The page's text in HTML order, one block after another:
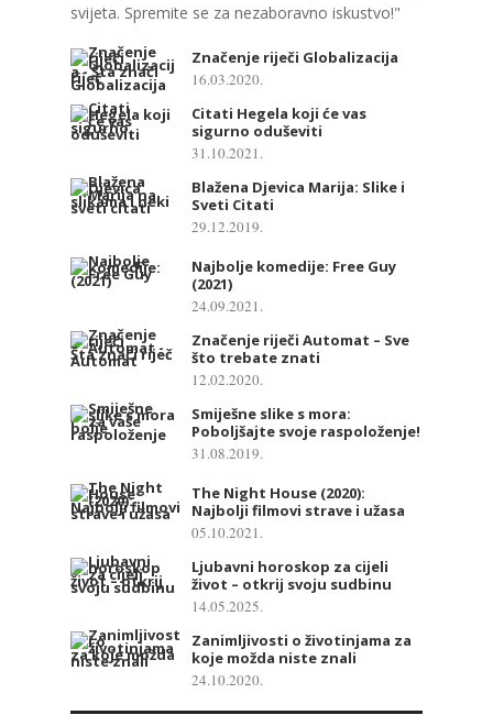
svijeta. Spremite se za nezaboravno iskustvo!"
Značenje riječi Globalizacija
16.03.2020.
Citati Hegela koji će vas
sigurno oduševiti
31.10.2021.
Blažena Djevica Marija: Slike i
Sveti Citati
29.12.2019.
Najbolje komedije: Free Guy
(2021)
24.09.2021.
Značenje riječi Automat – Sve
što trebate znati
12.02.2020.
Smiješne slike s mora:
Poboljšajte svoje raspoloženje!
31.08.2019.
The Night House (2020):
Najbolji filmovi strave i užasa
05.10.2021.
Ljubavni horoskop za cijeli
život – otkrij svoju sudbinu
14.05.2025.
Zanimljivosti o životinjama za
koje možda niste znali
24.10.2020.